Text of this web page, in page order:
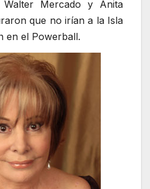
Mercado y Anita
que no irían a la Isla
en el Powerball.